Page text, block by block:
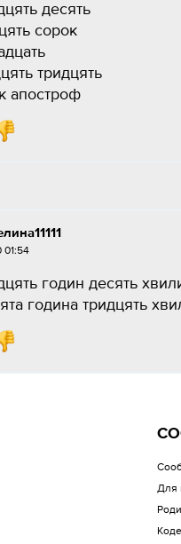
десять
сорок
тридцять
апостроф
01:54
годин десять
година тридцять
Для